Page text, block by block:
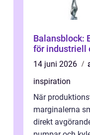
Balansblock:
för industriell
14 juni 2026
inspiration
När
marginalerna
direkt